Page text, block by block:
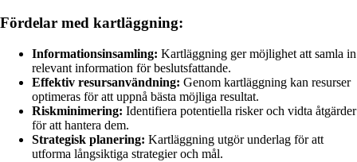
Fördelar med kartläggning:
Informationsinsamling: Kartläggning ger möjlighet att samla in
relevant information för beslutsfattande.
Effektiv resursanvändning: Genom kartläggning kan resurser
optimeras för att uppnå bästa möjliga resultat.
Riskminimering: Identifiera potentiella risker och vidta åtgärder
för att hantera dem.
Strategisk planering: Kartläggning utgör underlag för att
utforma långsiktiga strategier och mål.